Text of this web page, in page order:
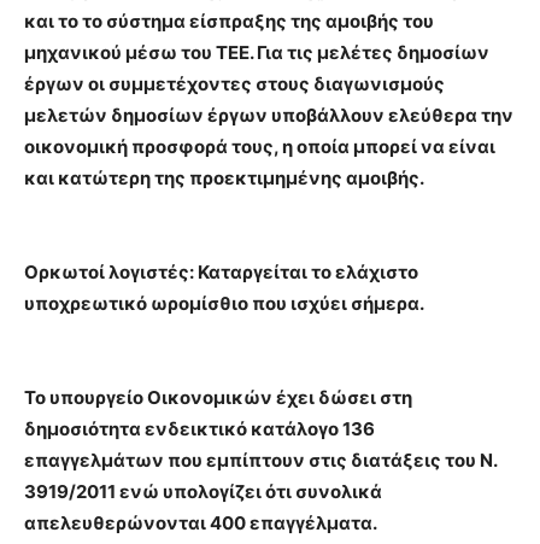
και το το σύστημα είσπραξης της αμοιβής του
μηχανικού μέσω του ΤΕΕ. Για τις μελέτες δημοσίων
έργων οι συμμετέχοντες στους διαγωνισμούς
μελετών δημοσίων έργων υποβάλλουν ελεύθερα την
οικονομική προσφορά τους, η οποία μπορεί να είναι
και κατώτερη της προεκτιμημένης αμοιβής.
Ορκωτοί λογιστές: Καταργείται το ελάχιστο
υποχρεωτικό ωρομίσθιο που ισχύει σήμερα.
Το υπουργείο Οικονομικών έχει δώσει στη
δημοσιότητα ενδεικτικό κατάλογο 136
επαγγελμάτων που εμπίπτουν στις διατάξεις του Ν.
3919/2011 ενώ υπολογίζει ότι συνολικά
απελευθερώνονται 400 επαγγέλματα.